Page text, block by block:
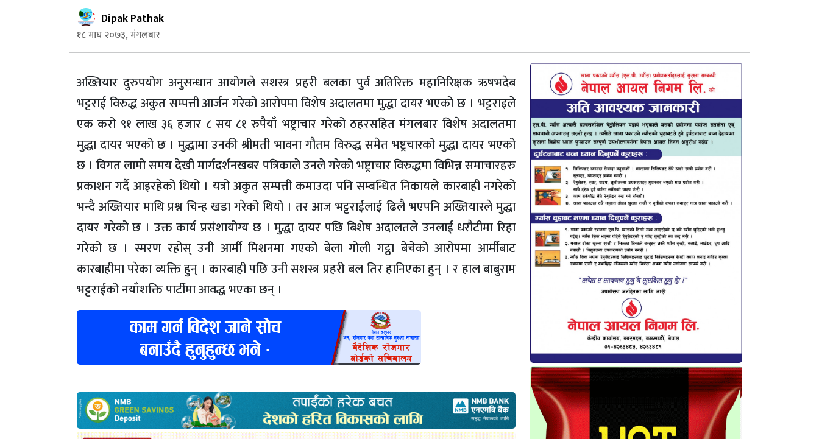
Dipak Pathak
१८ माघ २०७३, मंगलबार
अख्तियार दुरुपयोग अनुसन्धान आयोगले सशस्त्र प्रहरी बलका पुर्व अतिरिक्त महानिरिक्षक ऋषभदेब
भट्टराई विरुद्ध अकुत सम्पत्ती आर्जन गरेको आरोपमा विशेष अदालतमा मुद्धा दायर भएको छ । भट्टराइले
एक करो ९१ लाख ३६ हजार ८ सय ८१ रुपैयाँ भष्ट्राचार गरेको ठहरसहित मंगलबार विशेष अदालतमा
मुद्धा दायर भएको छ । मुद्धामा उनकी श्रीमती भावना गौतम विरुद्ध समेत भष्ट्रचारको मुद्धा दायर भएको
छ । विगत लामो समय देखी मार्गदर्शनखबर पत्रिकाले उनले गरेको भष्ट्राचार विरुद्धमा विभिन्न समाचारहरु
प्रकाशन गर्दै आइरहेको थियो । यत्रो अकुत सम्पत्ती कमाउदा पनि सम्बन्धित निकायले कारबाही नगरेको
भन्दै अख्तियार माथि प्रश्न चिन्ह खडा गरेको थियो । तर आज भट्टराईलाई ढिलै भएपनि अख्तियारले मुद्धा
दायर गरेको छ । उक्त कार्य प्रसंशायोग्य छ । मुद्धा दायर पछि बिशेष अदालतले उनलाई धरौटीमा रिहा
गरेको छ । स्मरण रहोस् उनी आर्मी मिशनमा गएको बेला गोली गट्ठा बेचेको आरोपमा आर्मीबाट
कारबाहीमा परेका व्यक्ति हुन् । कारबाही पछि उनी सशस्त्र प्रहरी बल तिर हानिएका हुन् । र हाल बाबुराम
भट्टराईको नयाँशक्ति पार्टीमा आवद्ध भएका छन् ।